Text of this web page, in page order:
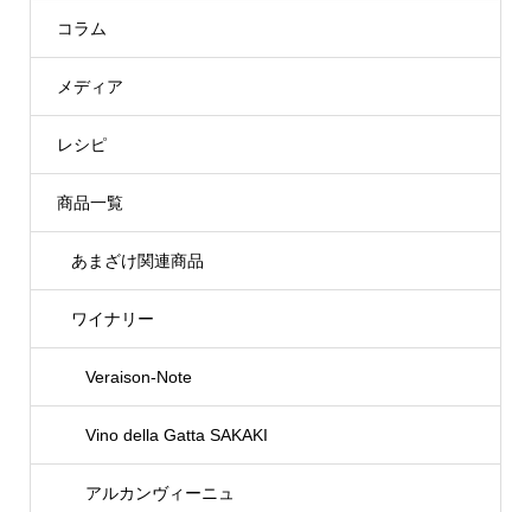
コラム
メディア
レシピ
商品一覧
あまざけ関連商品
ワイナリー
Veraison-Note
Vino della Gatta SAKAKI
アルカンヴィーニュ